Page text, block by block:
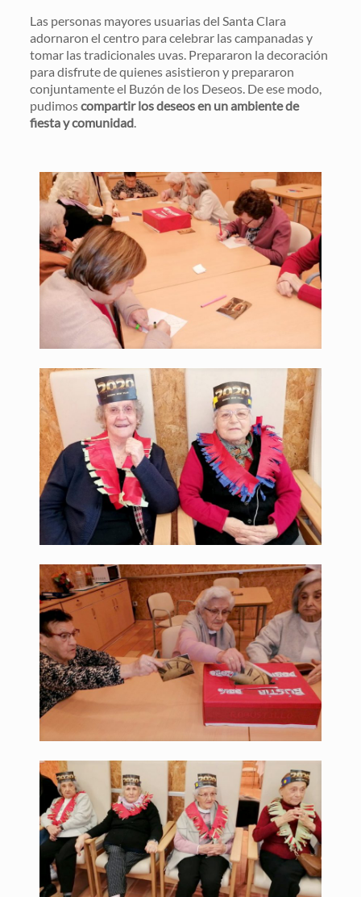
Las personas mayores usuarias del Santa Clara
adornaron el centro para celebrar las campanadas y
tomar las tradicionales uvas. Prepararon la decoración
para disfrute de quienes asistieron y prepararon
conjuntamente el Buzón de los Deseos. De ese modo,
pudimoscompartir los deseos en un ambiente de
fiesta y comunidad.